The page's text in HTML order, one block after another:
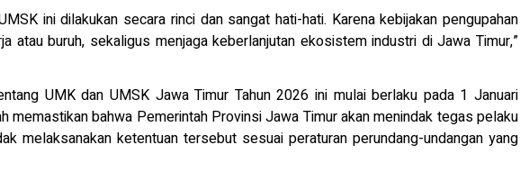
ini dilakukan secara rinci dan sangat hati-hati. Karena kebijakan pengupahan
atau buruh, sekaligus menjaga keberlanjutan ekosistem industri di Jawa Timur,”
UMK dan UMSK Jawa Timur Tahun 2026 ini mulai berlaku pada 1 Januari
memastikan bahwa Pemerintah Provinsi Jawa Timur akan menindak tegas pelaku
melaksanakan ketentuan tersebut sesuai peraturan perundang-undangan yang